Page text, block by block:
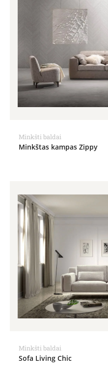
Minkšti baldai
Minkštas kampas Zippy
Minkšti baldai
Sofa Living Chic